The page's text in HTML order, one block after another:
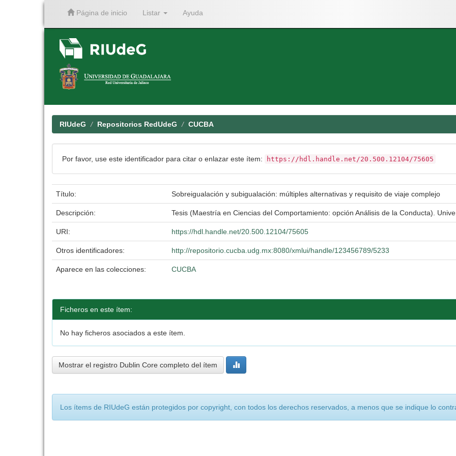
Página de inicio Listar Ayuda
RIUdeG Repositorios RedUdeG CUCBA
Por favor, use este identificador para citar o enlazar este ítem: https://hdl.handle.net/20.500.12104/75605
Título: Sobreigualación y subigualación: múltiples alternativas y requisito de viaje complejo
Descripción: Tesis (Maestría en Ciencias del Comportamiento: opción Análisis de la Conducta).
URI: https://hdl.handle.net/20.500.12104/75605
Otros identificadores: http://repositorio.cucba.udg.mx:8080/xmlui/handle/123456789/5233
Aparece en las colecciones: CUCBA
Ficheros en este ítem:
No hay ficheros asociados a este ítem.
Mostrar el registro Dublin Core completo del ítem
Los ítems de RIUdeG están protegidos por copyright, con todos los derechos reservados, a menos que se indique lo